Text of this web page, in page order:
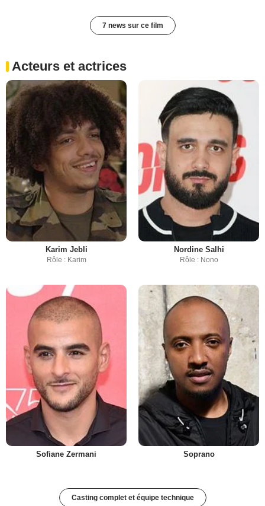
7 news sur ce film
Acteurs et actrices
Karim Jebli
Rôle : Karim
Nordine Salhi
Rôle : Nono
Sofiane Zermani Soprano
Casting complet et équipe technique